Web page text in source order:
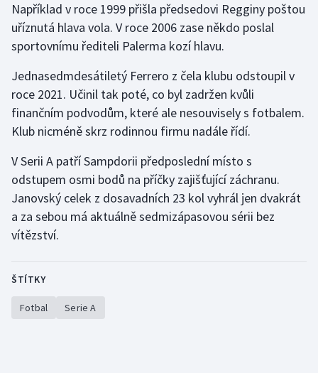
Krasobruslení
Lezení
Lyže a snowboard
Moderní pětiboj
Olympijské hry
Parasport
Plážový volejbal
Například v roce 1999 přišla předsedovi Regginy poštou
uříznutá hlava vola. V roce 2006 zase někdo poslal
sportovnímu řediteli Palerma kozí hlavu.
Jednasedmdesátiletý Ferrero z čela klubu odstoupil v
roce 2021. Učinil tak poté, co byl zadržen kvůli
finančním podvodům, které ale nesouvisely s fotbalem.
Klub nicméně skrz rodinnou firmu nadále řídí.
V Serii A patří Sampdorii předposlední místo s
odstupem osmi bodů na příčky zajišťující záchranu.
Janovský celek z dosavadních 23 kol vyhrál jen dvakrát
a za sebou má aktuálně sedmizápasovou sérii bez
vítězství.
ŠTÍTKY
Fotbal Serie A